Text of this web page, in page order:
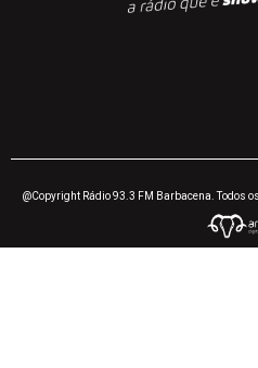
@Copyright Rádio 93.3 FM Barbacena. Todos